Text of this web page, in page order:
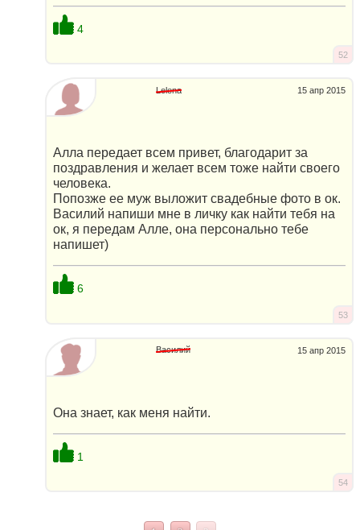
4
52
15 апр 2015
Lelena
Алла передает всем привет, благодарит за
поздравления и желает всем тоже найти своего
человека.
Попозже ее муж выложит свадебные фото в ок.
Василий напиши мне в личку как найти тебя на
ок, я передам Алле, она персонально тебе
напишет)
6
53
15 апр 2015
Василий
Она знает, как меня найти.
1
54